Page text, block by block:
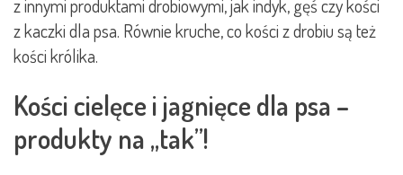
z innymi produktami drobiowymi, jak indyk, gęś czy kości
z kaczki dla psa. Równie kruche, co kości z drobiu są też
kości królika.
Kości cielęce i jagnięce dla psa –
produkty na „tak”!